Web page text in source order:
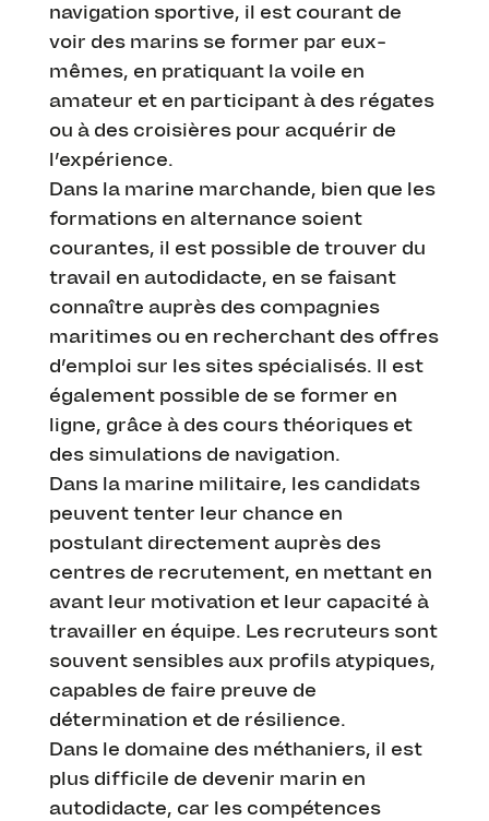
navigation sportive, il est courant de
voir des marins se former par eux-
mêmes, en pratiquant la voile en
amateur et en participant à des régates
ou à des croisières pour acquérir de
l’expérience.
Dans la marine marchande, bien que les
formations en alternance soient
courantes, il est possible de trouver du
travail en autodidacte, en se faisant
connaître auprès des compagnies
maritimes ou en recherchant des offres
d’emploi sur les sites spécialisés. Il est
également possible de se former en
ligne, grâce à des cours théoriques et
des simulations de navigation.
Dans la marine militaire, les candidats
peuvent tenter leur chance en
postulant directement auprès des
centres de recrutement, en mettant en
avant leur motivation et leur capacité à
travailler en équipe. Les recruteurs sont
souvent sensibles aux profils atypiques,
capables de faire preuve de
détermination et de résilience.
Dans le domaine des méthaniers, il est
plus difficile de devenir marin en
autodidacte, car les compétences